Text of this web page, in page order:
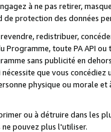
à ne pas retirer,
protection des données
redistribuer,
toute PA API
sans publicité en
que vous
physique ou morale
ou à détruire dans les
pouvez plus l'utiliser.